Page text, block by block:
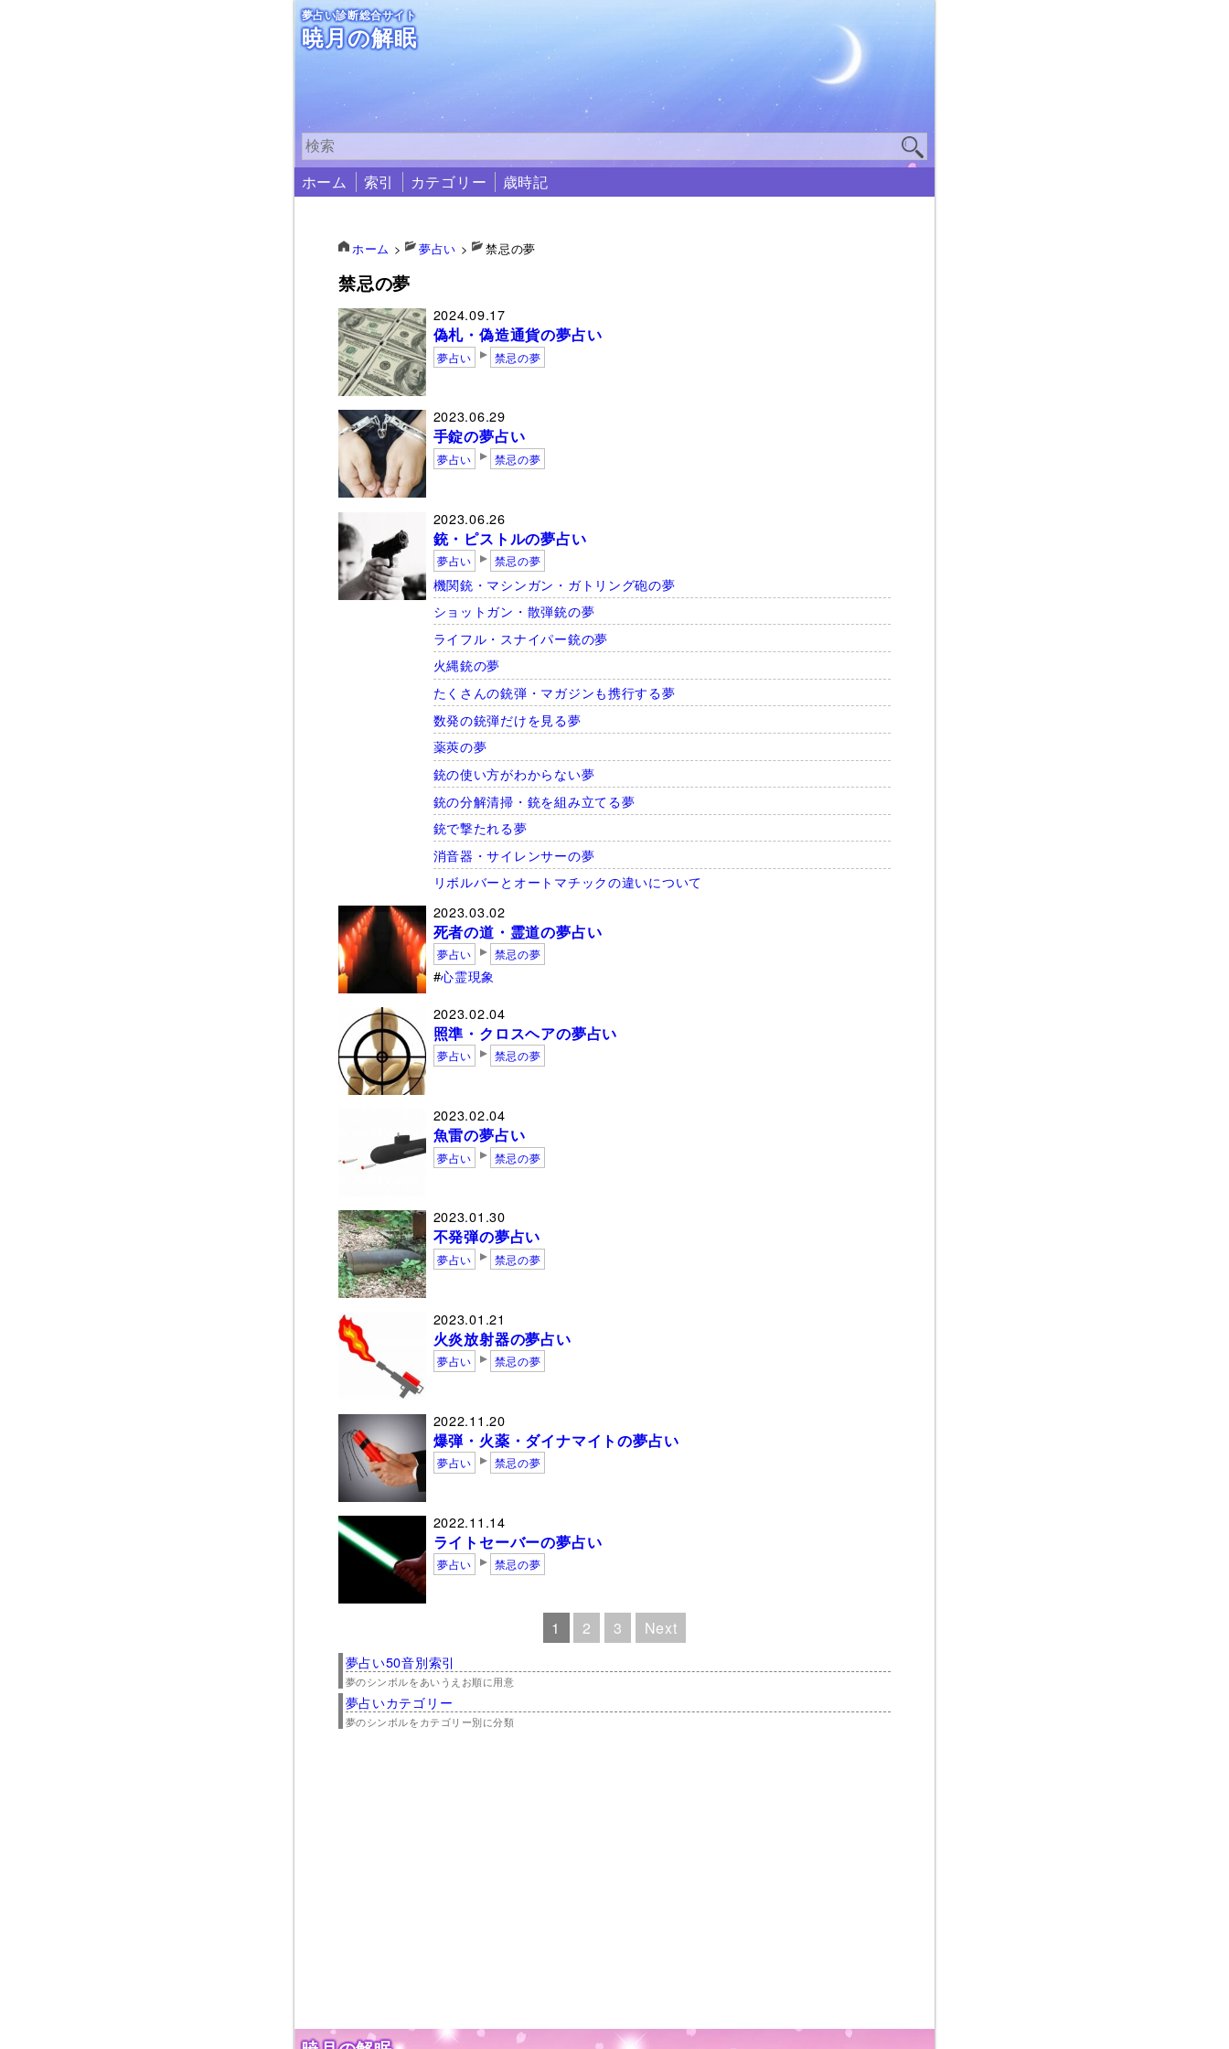
夢占い診断総合サイト
暁月の解眠
ホーム 索引 カテゴリー 歳時記
ホーム > 夢占い > 禁忌の夢
禁忌の夢
2024.09.17
偽札・偽造通貨の夢占い
夢占い 禁忌の夢
2023.06.29
手錠の夢占い
夢占い 禁忌の夢
2023.06.26
銃・ピストルの夢占い
夢占い 禁忌の夢
機関銃・マシンガン・ガトリング砲の夢
ショットガン・散弾銃の夢
ライフル・スナイパー銃の夢
火縄銃の夢
たくさんの銃弾・マガジンも携行する夢
数発の銃弾だけを見る夢
薬莢の夢
銃の使い方がわからない夢
銃の分解清掃・銃を組み立てる夢
銃で撃たれる夢
消音器・サイレンサーの夢
リボルバーとオートマチックの違いについて
2023.03.02
死者の道・霊道の夢占い
夢占い 禁忌の夢
心霊現象
2023.02.04
照準・クロスヘアの夢占い
夢占い 禁忌の夢
2023.02.04
魚雷の夢占い
夢占い 禁忌の夢
2023.01.30
不発弾の夢占い
夢占い 禁忌の夢
2023.01.21
火炎放射器の夢占い
夢占い 禁忌の夢
2022.11.20
爆弾・火薬・ダイナマイトの夢占い
夢占い 禁忌の夢
2022.11.14
ライトセーバーの夢占い
夢占い 禁忌の夢
1 2 3 Next
夢占い50音別索引
夢のシンボルをあいうえお順に用意
夢占いカテゴリー
夢のシンボルをカテゴリー別に分類